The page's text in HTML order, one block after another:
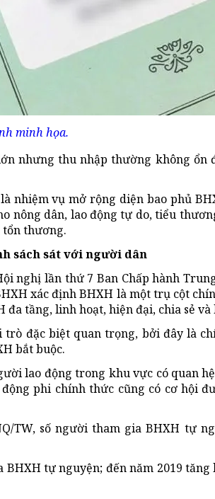
minh họa.
nhưng thu nhập thường không ổn
nhiệm vụ mở rộng diện bao phủ
nông dân, lao động tự do, tiểu
tổn thương.
sách sát với người dân
nghị lần thứ 7 Ban Chấp hành
xác định BHXH là một trụ cột
tầng, linh hoạt, hiện đại, chia sẻ và
đặc biệt quan trọng, bởi đây là
bắt buộc.
lao động trong khu vực có quan
phi chính thức cũng có cơ hội
TW, số người tham gia BHXH tự
tự nguyện; đến năm 2019 tăng